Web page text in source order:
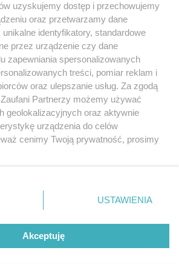
uzyskujemy dostęp i przechowujemy
oraz przetwarzamy dane
identyfikatory, standardowe
przez urządzenie czy dane
zapewniania spersonalizowanych
treści, pomiar reklam i
oraz ulepszanie usług. Za zgodą
Partnerzy możemy używać
geolokalizacyjnych oraz aktywnie
urządzenia do celów
cenimy Twoją prywatność, prosimy
się w lewym dolnym rogu strony
przetwarzania danych nie wymagają
Preferencje będą miały
na tej witrynie.
USTAWIENIA
Akceptuję